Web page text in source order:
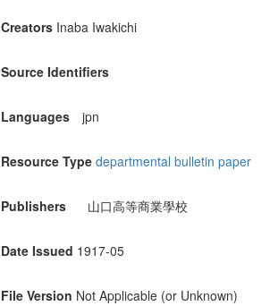
Creators Inaba Iwakichi
Source Identifiers
Languages jpn
Resource Type departmental bulletin paper
Publishers 山口高等商業學校
Date Issued 1917-05
File Version Not Applicable (or Unknown)